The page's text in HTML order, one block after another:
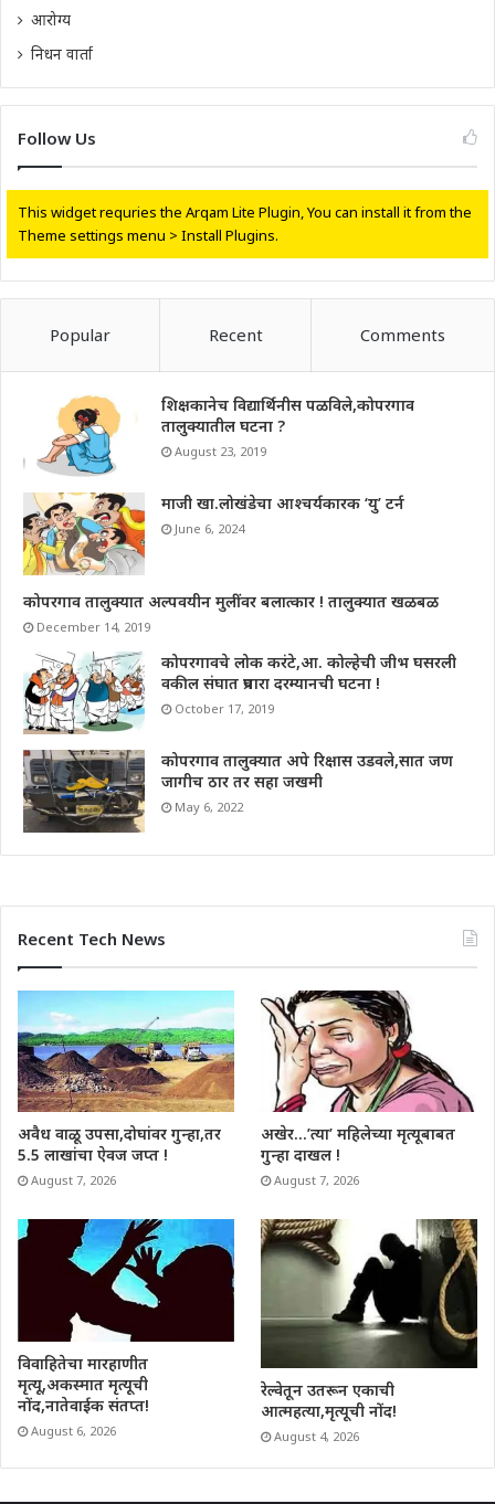
आरोग्य
निधन वार्ता
Follow Us
This widget requries the Arqam Lite Plugin, You can install it from the
Theme settings menu > Install Plugins.
Popular Recent Comments
शिक्षकानेच विद्यार्थिनीस पळविले,कोपरगाव
तालुक्यातील घटना ?
August 23, 2019
माजी खा.लोखंडेचा आश्चर्यकारक ‘यु’ टर्न
June 6, 2024
कोपरगाव तालुक्यात अल्पवयीन मुलींवर बलात्कार ! तालुक्यात खळबळ
December 14, 2019
कोपरगावचे लोक करंटे,आ. कोल्हेची जीभ घसरली
वकील संघात प्रचारा दरम्यानची घटना !
October 17, 2019
कोपरगाव तालुक्यात अपे रिक्षास उडवले,सात जण
जागीच ठार तर सहा जखमी
May 6, 2022
Recent Tech News
अवैध वाळू उपसा,दोघांवर गुन्हा,तर
5.5 लाखांचा ऐवज जप्त !
August 7, 2026
अखेर…’त्या’ महिलेच्या मृत्यूबाबत
गुन्हा दाखल !
August 7, 2026
विवाहितेचा मारहाणीत
मृत्यू,अकस्मात मृत्यूची
नोंद,नातेवाईक संतप्त!
August 6, 2026
रेल्वेतून उतरून एकाची
आत्महत्या,मृत्यूची नोंद!
August 4, 2026